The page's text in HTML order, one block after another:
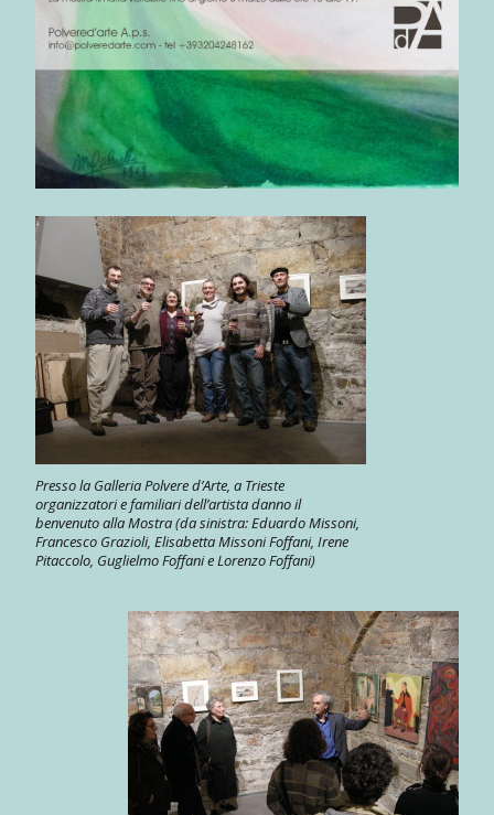
Presso la Galleria Polvere d’Arte, a Trieste
organizzatori e familiari dell’artista danno il
benvenuto alla Mostra (da sinistra: Eduardo Missoni,
Francesco Grazioli, Elisabetta Missoni Foffani, Irene
Pitaccolo, Guglielmo Foffani e Lorenzo Foffani)